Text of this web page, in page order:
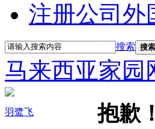
注册公司 外
搜索 搜索
马来西亚家园
羽鹭飞
抱歉